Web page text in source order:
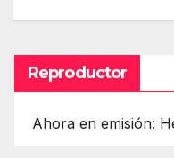
Reproductor
Ahora en emisión: